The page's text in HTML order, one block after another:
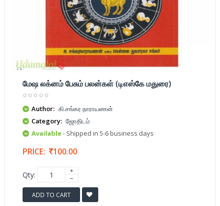
மேஷ லக்னம் பேசும் பலன்கள் (டிஎஸ்கே மதுரை)
Author: கி.சங்கர நாராயணன்
Category: ஜோதிடம்
Available- Shipped in 5-6 business days
PRICE: 100.00
Qty:
ADD TO CART